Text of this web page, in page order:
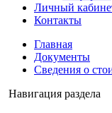
Личный
Контакты
Главная
Документы
Сведения о
Навигация раздела